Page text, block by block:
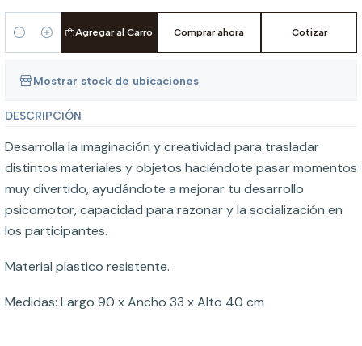
Cantidad
Agregar al Carro Comprar ahora Cotizar
Mostrar stock de ubicaciones
DESCRIPCIÓN
Desarrolla la imaginación y creatividad para trasladar
distintos materiales y objetos haciéndote pasar momentos
muy divertido, ayudándote a mejorar tu desarrollo
psicomotor, capacidad para razonar y la socialización en
los participantes.
Material plastico resistente.
Medidas: Largo 90 x Ancho 33 x Alto 40 cm